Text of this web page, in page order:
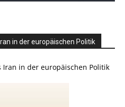
in der europäischen Politik
Iran in der europäischen Politik